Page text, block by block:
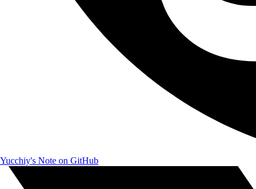
Yucchiy's Note on GitHub